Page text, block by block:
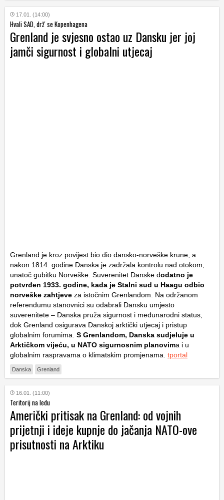
17.01. (14:00)
Hvali SAD, drž' se Kopenhagena
Grenland je svjesno ostao uz Dansku jer joj
jamči sigurnost i globalni utjecaj
Grenland je kroz povijest bio dio dansko-norveške krune, a
nakon 1814. godine Danska je zadržala kontrolu nad otokom,
unatoč gubitku Norveške. Suverenitet Danske dodatno je
potvrđen 1933. godine, kada je Stalni sud u Haagu odbio
norveške zahtjeve za istočnim Grenlandom. Na održanom
referendumu stanovnici su odabrali Dansku umjesto
suverenitete – Danska pruža sigurnost i međunarodni status,
dok Grenland osigurava Danskoj arktički utjecaj i pristup
globalnim forumima. S Grenlandom, Danska sudjeluje u
Arktičkom vijeću, u NATO sigurnosnim planovima i u
globalnim raspravama o klimatskim promjenama. tportal
Danska Grenland
16.01. (11:00)
Teritorij na ledu
Američki pritisak na Grenland: od vojnih
prijetnji i ideje kupnje do jačanja NATO-ove
prisutnosti na Arktiku